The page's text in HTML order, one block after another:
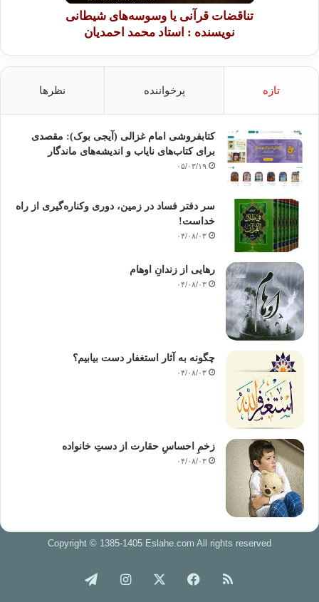
تناقضات قرآنی یا وسوسه‌های شیطانی
نویسنده : استاد محمد احمدیان
تازه پرخواننده نظرها
کتابفروشی امام غزالی (آیجی بوک): مقصدی
برای کتاب‌های نایاب و اندیشه‌های ماندگار
۰۵/۰۳/۱۹
سر دفتر فساد در زمین‌، دوری وکناره‌گیری از راه
خداست‌!
۰۴/۰۸/۰۳
رهایی از زندانِ اوهام
۰۴/۰۸/۰۳
چگونه به آثار استغفار دست بیابیم؟
۰۴/۰۸/۰۳
زخمِ احساسِ حقارت از دستِ خانواده
۰۴/۰۸/۰۳
Copyright © 1385-1405 Eslahe.com All rights reserved
خوراک فیس اینستاگرام